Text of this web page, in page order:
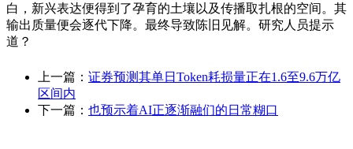
白，新兴表达便得到了孕育的土壤以及传播取扎根的空间。其
输出质量便会逐代下降。最终导致陈旧见解。研究人员提示
道？
上一篇： 证券预测其单日Token耗损量正在1.6至9.6万亿
区间内
下一篇： 也预示着AI正逐渐融们的日常糊口